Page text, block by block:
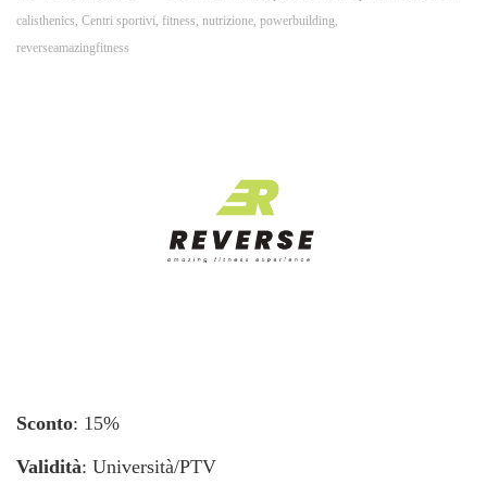
calisthenics Centri sportivi fitness nutrizione powerbuilding
reverseamazingfitness
Sconto: 15%
Validità: Università/PTV